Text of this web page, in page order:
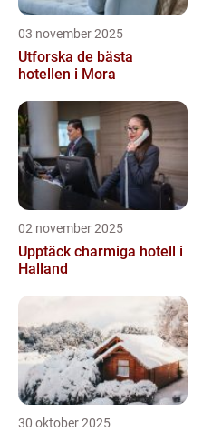
03 november 2025
Utforska de bästa
hotellen i Mora
02 november 2025
Upptäck charmiga hotell i
Halland
30 oktober 2025